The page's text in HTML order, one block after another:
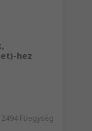
hez
2494 Ft/egység